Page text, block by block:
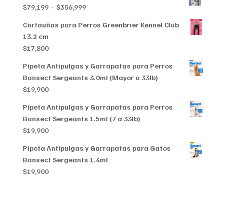
$79,199 – $356,999Price
$79,199
Cortauñas para Perros Greenbrier Kennel Club
13.2 cm
$17,800
Pipeta Antipulgas y Garrapatas para Perros
Bansect Sergeants 3.0ml (Mayor a 33lb)
$19,900
Pipeta Antipulgas y Garrapatas para Perros
Bansect Sergeants 1.5ml (7 a 33lb)
$19,900
Pipeta Antipulgas y Garrapatas para Gatos
Bansect Sergeants 1.4ml
$19,900